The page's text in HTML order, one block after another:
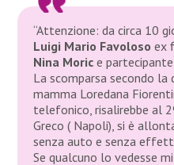
“Attenzione: da circa 10
Luigi Mario Favoloso ex
Nina Morice
La scomparsa secondo
mamma Loredana
telefonico, risalirebbe al
Greco ( Napoli), si è
senza auto e senza
Se qualcuno lo vedesse